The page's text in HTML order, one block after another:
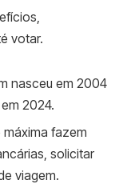
votar.
nasceu em 2004
2024.
fazem
solicitar
viagem.